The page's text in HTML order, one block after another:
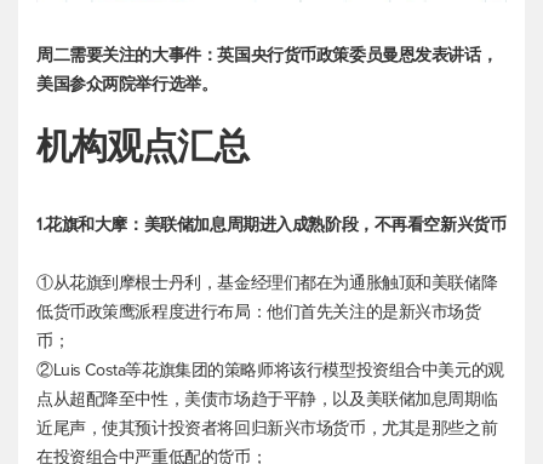
周二需要关注的大事件：英国央行货币政策委员曼恩发表讲话，
美国参众两院举行选举。
机构观点汇总
1.花旗和大摩：美联储加息周期进入成熟阶段，不再看空新兴货币
①从花旗到摩根士丹利，基金经理们都在为通胀触顶和美联储降
低货币政策鹰派程度进行布局：他们首先关注的是新兴市场货
币；
②Luis Costa等花旗集团的策略师将该行模型投资组合中美元的观
点从超配降至中性，美债市场趋于平静，以及美联储加息周期临
近尾声，使其预计投资者将回归新兴市场货币，尤其是那些之前
在投资组合中严重低配的货币；